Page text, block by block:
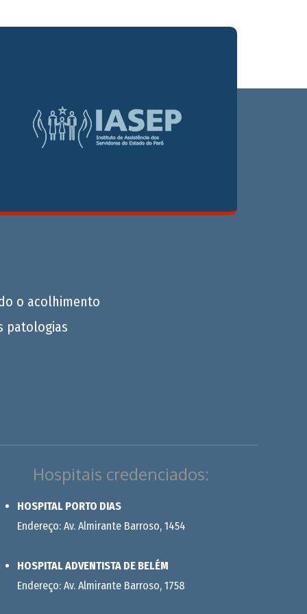
o acolhimento
patologias
Hospitais credenciados:
HOSPITAL PORTO DIAS
Endereço: Av. Almirante Barroso, 1454
HOSPITAL ADVENTISTA DE BELÉM
Endereço: Av. Almirante Barroso, 1758